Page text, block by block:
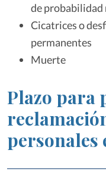
de probabilidad
Cicatrices o
permanentes
Muerte
Plazo para
personales